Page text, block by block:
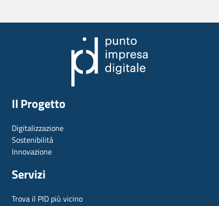
Il Progetto
Digitalizzazione
Sostenibilità
Innovazione
Servizi
Trova il PID più vicino